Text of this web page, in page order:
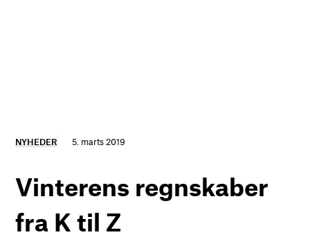
NYHEDER 5. marts 2019
Vinterens regnskaber
fra K til Z